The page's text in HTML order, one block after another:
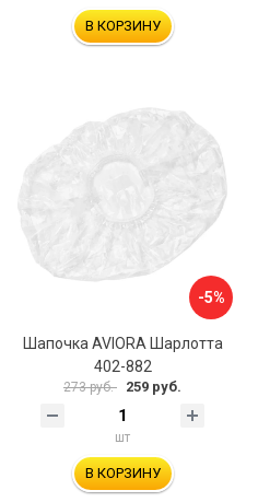
В КОРЗИНУ
-5%
Шапочка AVIORA Шарлотта
402-882
273 руб. 259 руб.
шт
В КОРЗИНУ